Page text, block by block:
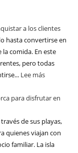
a los clientes
hasta convertirse en
comida. En este
pero todas
Lee más
para disfrutar en
de sus playas,
quienes viajan con
familiar. La isla